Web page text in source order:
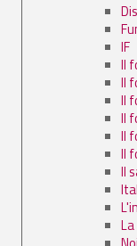
IF
Il
Il
Il
Il
Il
Il
Il